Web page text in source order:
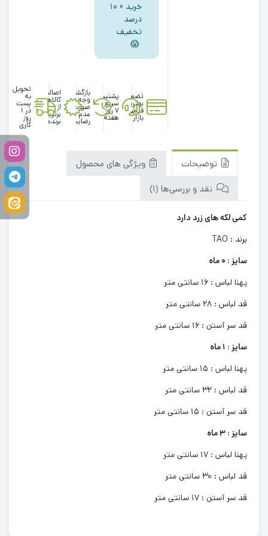
خرید » ۱۰
درصد
تخفیف
😱
تضمین
بهترین
قیمت
بازار
پشتیبانی
سریع در
۷ روز
هفته
بازگشت
وجه در
صورت
عدم
رضایت
اصالت
کالاها
از
برترین
برندها
تحویل
به
پست
در 1
روز
کاری
توضیحات
ویژگی های محصول
نقد و بررسی‌ها (1)
کمی لکه های زرد دارد
برند : TAO
سایز : 0 ماه
پهنا لباس : 16 سانتی متر
قد لباس : 28 سانتی متر
قد سر آستن : 16 سانتی متر
سایز : 1 ماه
پهنا لباس : 15 سانتی متر
قد لباس : 32 سانتی متر
قد سر آستن : 15 سانتی متر
سایز : 3 ماه
پهنا لباس : 17 سانتی متر
قد لباس : 30 سانتی متر
قد سر آستن : 17 سانتی متر